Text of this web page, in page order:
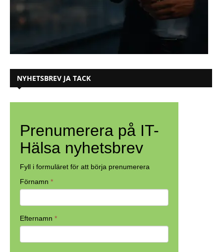
NYHETSBREV JA TACK